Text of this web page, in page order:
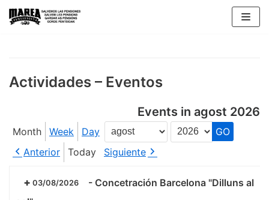
Skip
Actividades – Eventos
Events in agost 2026
Month Week Day
Month
Year
Anterior
Today Siguiente
03/08/2026 - Concetración Barcelona "Dilluns al